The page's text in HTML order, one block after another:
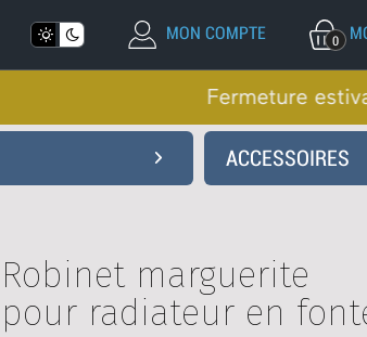
MON COMPTE 0
Fermeture estivale à
Rococo ancien
National
Radiateurs
Robinet Art déco
Robinet Basic
ACCESSOIRES
Peinture & Cache
Console
Robinet marguerite
pour radiateur en